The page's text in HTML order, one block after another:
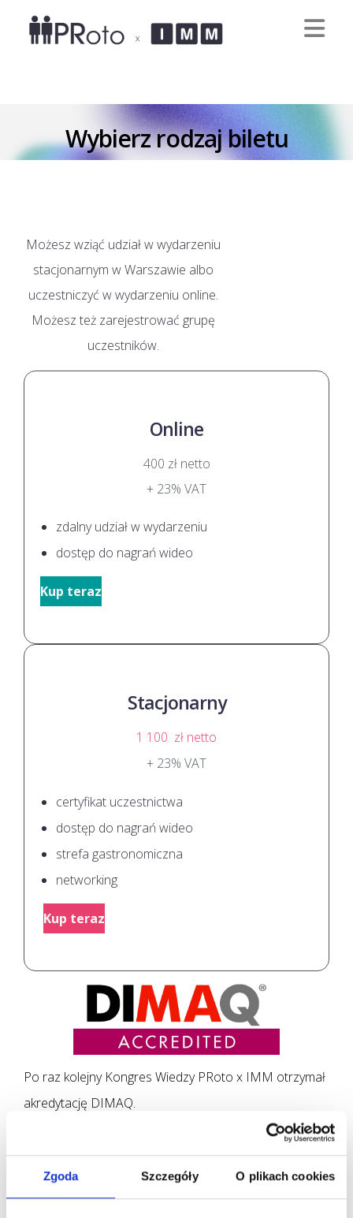
Zgoda Szczegóły O plikach cookies
Wybierz rodzaj biletu
Możesz wziąć udział w wydarzeniu
stacjonarnym w Warszawie albo
uczestniczyć w wydarzeniu online.
Możesz też zarejestrować grupę
uczestników.
Online
400 zł netto
+ 23% VAT
zdalny udział w wydarzeniu
dostęp do nagrań wideo
Kup teraz
Stacjonarny
1 100 zł netto
+ 23% VAT
certyfikat uczestnictwa
dostęp do nagrań wideo
strefa gastronomiczna
networking
Kup teraz
Po raz kolejny Kongres Wiedzy PRoto x IMM otrzymał
akredytację DIMAQ.
10 punktów
recertyfikacyjnych za udział w tegorocznym
wydarzeniu. Prelegenci otrzymają